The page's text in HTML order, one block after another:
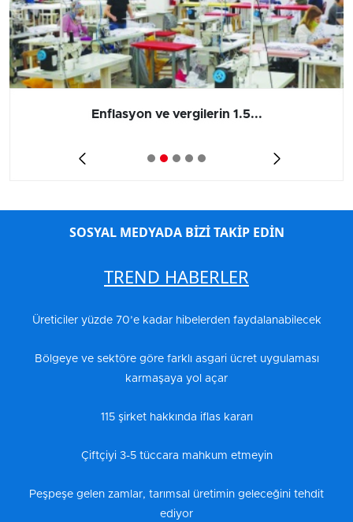
Enflasyon ve vergilerin 1.5...
SOSYAL MEDYADA BİZİ TAKİP EDİN
TREND HABERLER
Üreticiler yüzde 70’e kadar hibelerden faydalanabilecek
Bölgeye ve sektöre göre farklı asgari ücret uygulaması
karmaşaya yol açar
115 şirket hakkında iflas kararı
Çiftçiyi 3-5 tüccara mahkum etmeyin
Peşpeşe gelen zamlar, tarımsal üretimin geleceğini tehdit
ediyor